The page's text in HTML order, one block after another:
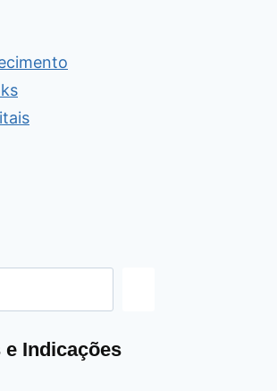
e Indicações